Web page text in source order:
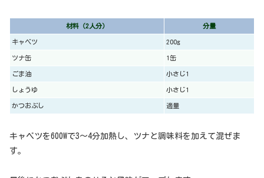
材料（2人分） 分量
キャベツ 200g
ツナ缶 1缶
ごま油 小さじ1
しょうゆ 小さじ1
かつおぶし 適量
キャベツを600Wで3〜4分加熱し、ツナと調味料を加えて混ぜま
す。